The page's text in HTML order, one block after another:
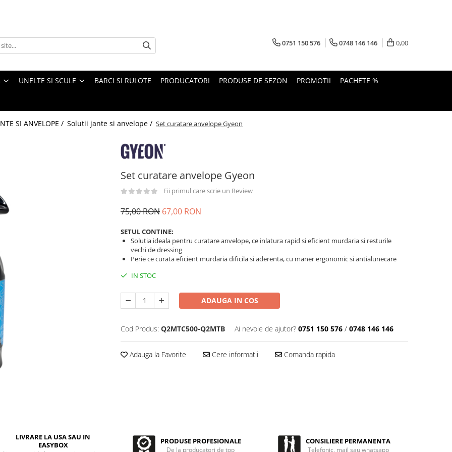
0751 150 576 0748 146 146 0,00
UNELTE SI SCULE BARCI SI RULOTE PRODUCATORI PRODUSE DE SEZON PROMOTII PACHETE %
SI ANVELOPE / Solutii jante si anvelope / Set curatare anvelope Gyeon
Set curatare anvelope Gyeon
Fii primul care scrie un Review
75,00 RON 67,00 RON
SETUL CONTINE:
Solutia ideala pentru curatare anvelope, ce inlatura rapid si eficient murdaria si resturile
vechi de dressing
Perie ce curata eficient murdaria dificila si aderenta, cu maner ergonomic si antialunecare
IN STOC
ADAUGA IN COS
Cod Produs: Q2MTC500-Q2MTB Ai nevoie de ajutor? 0751 150 576 / 0748 146 146
Adauga la Favorite Cere informatii Comanda rapida
LIVRARE LA USA SAU IN
EASYBOX
PRODUSE PROFESIONALE
De la producatori de top
CONSILIERE PERMANENTA
Telefonic, mail sau whatsapp